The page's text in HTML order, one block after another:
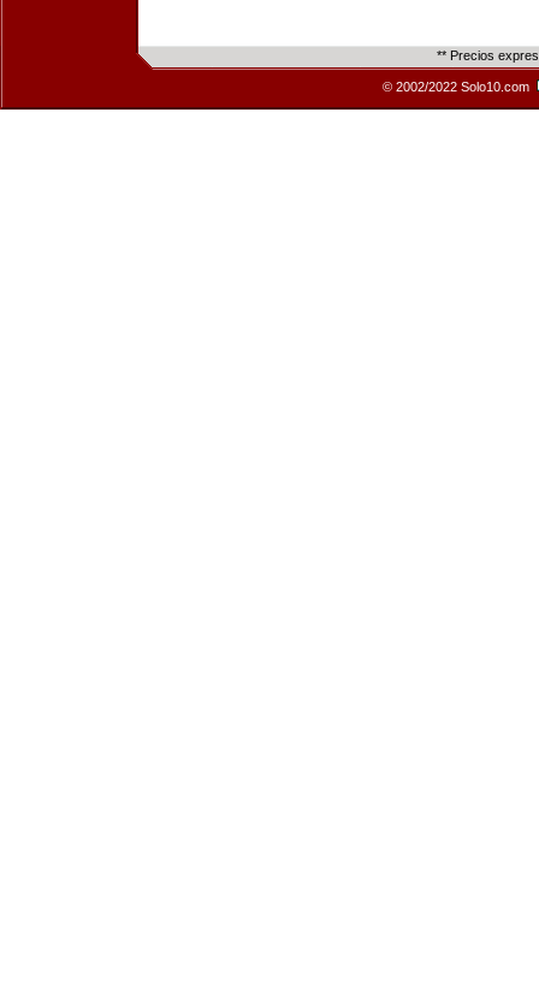
** Precios
© 2002/2022 Solo10.com